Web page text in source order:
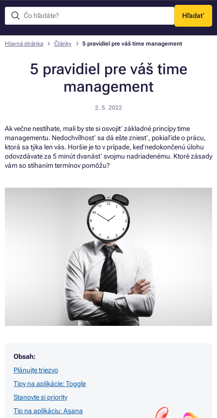
Hľadať
Menu
Hlavná stránka Články 5 pravidiel pre váš time management
5 pravidiel pre váš time
management
2. 5. 2022
Ak večne nestíhate, mali by ste si osvojiť základné princípy time
managementu. Nedochvíľnosť sa dá ešte zniesť, pokiaľ ide o prácu,
ktorá sa týka len vás. Horšie je to v prípade, keď nedokončenú úlohu
odovzdávate za 5 minút dvanásť svojmu nadriadenému. Ktoré zásady
vám so stíhaním termínov pomôžu?
Obsah:
Plánujte triezvo
Tipy na aplikácie: Toggle
Stanovte si priority
Tip na aplikáciu: Asana